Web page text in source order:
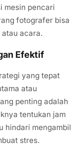
mesin pencari
fotografer bisa
acara.
Efektif
yang tepat
atau
penting adalah
tentukan jam
hindari mengambil
stres.